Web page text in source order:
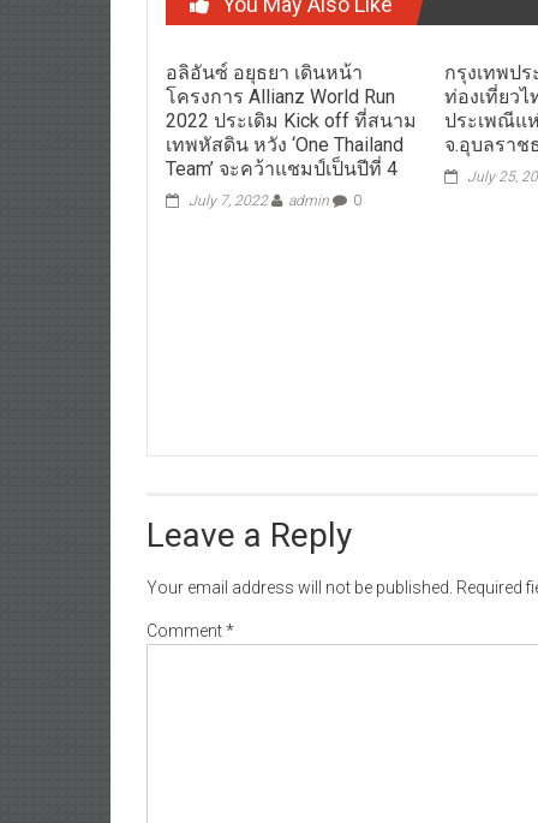
อลิอันซ์ อยุธยา เดินหน้า
โครงการ Allianz World Run
2022 ประเดิม Kick off ที่สนาม
เทพหัสดิน หวัง ‘One Thailand
Team’ จะคว้าแชมป์เป็นปีที่ 4
July 7, 2022 admin 0
กรุงเทพป
ท่องเที่ยว
ประเพณีแ
จ.อุบลราช
July 25,
Leave a Reply
Your email address will not be published. Required
Comment*